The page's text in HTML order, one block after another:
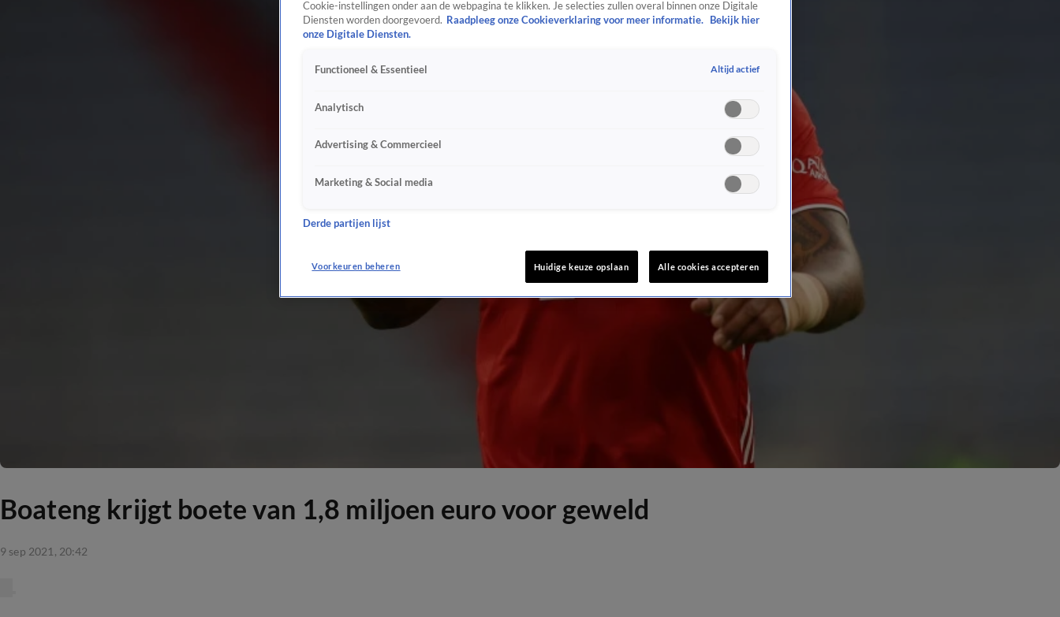
Boateng krijgt boete van 1,8 miljoen euro voor geweld
9 sep 2021, 20:42
Cookie-instellingen onder aan de webpagina te klikken. Je selecties zullen overal binnen onze Digitale
Diensten worden doorgevoerd. Raadpleeg onze Cookieverklaring voor meer informatie.
Bekijk hier
onze Digitale Diensten.
Functioneel & Essentieel Altijd actief
Analytisch
Advertising & Commercieel
Marketing & Social media
Derde partijen lijst
Voorkeuren beheren Huidige keuze opslaan Alle cookies accepteren